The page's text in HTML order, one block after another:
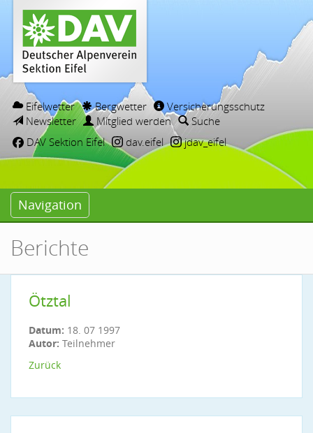
Eifelwetter Bergwetter
Versicherungsschutz
Newsletter
Mitglied werden
Suche
DAV Sektion Eifel
dav.eifel jdav_eifel
Navigation
Berichte
Ötztal
Datum: 18. 07 1997
Autor: Teilnehmer
Zurück